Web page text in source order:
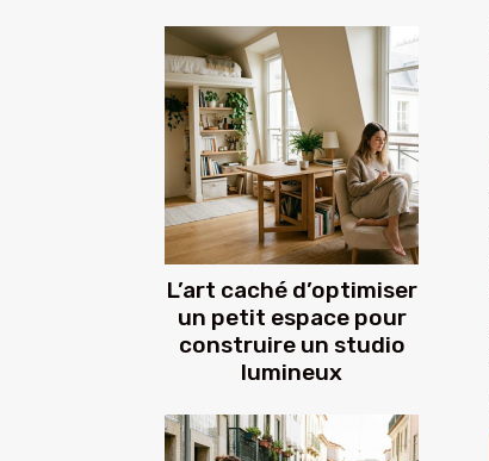
L’art caché d’optimiser
un petit espace pour
construire un studio
lumineux